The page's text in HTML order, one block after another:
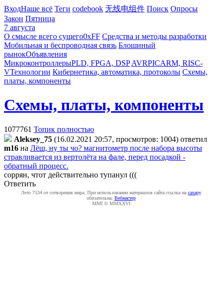
ВходНаше всё Теги codebook 无线电组件 Поиск Опросы
Закон Пятница
7 августа
О смысле всего сущего0xFF Средства и методы разработки
Мобильная и беспроводная связь Блошиный
рынокОбъявления
МикроконтроллерыPLD, FPGA, DSP AVRPICARM, RISC-
VТехнологии Кибернетика, автоматика, протоколы Схемы,
платы, компоненты
Схемы, платы, компоненты
1077761 Топик полностью
Aleksey_75 (16.02.2021 20:57, просмотров: 1004) ответил
m16 на Лёш, ну ты чо? магнитометр после набора высоты
стравливается из вертолёта на фале, перед посадкой -
обратный процесс.
соррян, чтот действительно тупанул (((
Ответить
Лето 7534 от сотворения мира. При использовании материалов сайта ссылка на caxapу
обязательна. Вебмастер
MMI © MMXXVI